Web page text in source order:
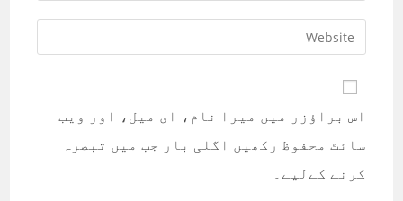
username
address
to
Enter
your
website
(optional)
اس براؤزر میں میرا نام، ای میل، اور ویب
سائٹ محفوظ رکھیں اگلی بار جب میں تبصرہ
کرنے کےلیے۔